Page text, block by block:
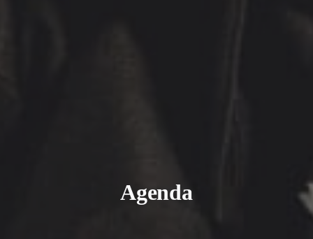
Agenda